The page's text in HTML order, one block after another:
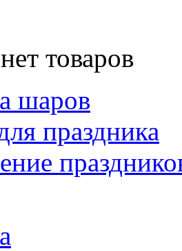
товаров
шаров
праздника